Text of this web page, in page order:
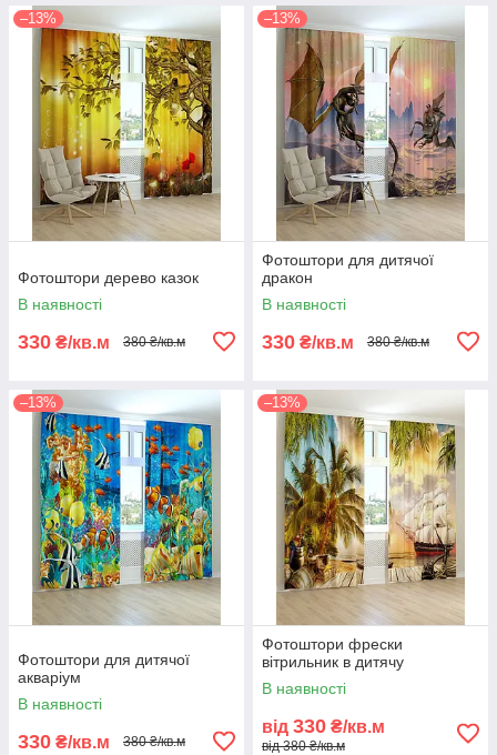
–13%
Фотоштори дерево казок
В наявності
330 ₴/кв.м 380 ₴/кв.м
–13%
Фотоштори для дитячої
дракон
В наявності
330 ₴/кв.м 380 ₴/кв.м
–13%
Фотоштори для дитячої
акваріум
В наявності
330 ₴/кв.м 380 ₴/кв.м
–13%
Фотоштори фрески
вітрильник в дитячу
В наявності
від 330 ₴/кв.м
від 380 ₴/кв.м